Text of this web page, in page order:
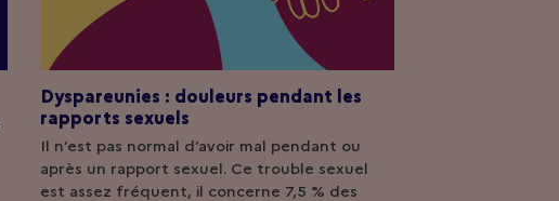
Dyspareunies : douleurs pendant les
rapports sexuels
Il n’est pas normal d’avoir mal pendant ou
après un rapport sexuel. Ce trouble sexuel
est assez fréquent, il concerne 7,5 % des